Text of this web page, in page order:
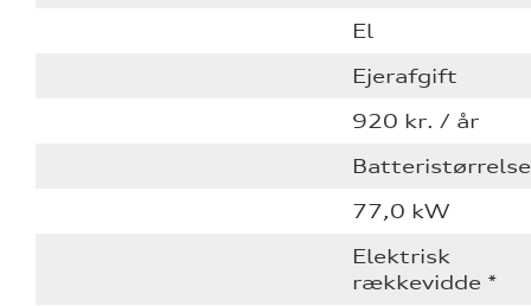
El
Ejerafgift
920 kr. / år
Batteristørrelse
77,0 kW
Elektrisk
rækkevidde *